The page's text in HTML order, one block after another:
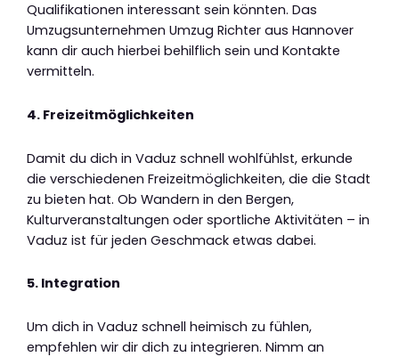
Qualifikationen interessant sein könnten. Das
Umzugsunternehmen Umzug Richter aus Hannover
kann dir auch hierbei behilflich sein und Kontakte
vermitteln.
4. Freizeitmöglichkeiten
Damit du dich in Vaduz schnell wohlfühlst, erkunde
die verschiedenen Freizeitmöglichkeiten, die die Stadt
zu bieten hat. Ob Wandern in den Bergen,
Kulturveranstaltungen oder sportliche Aktivitäten – in
Vaduz ist für jeden Geschmack etwas dabei.
5. Integration
Um dich in Vaduz schnell heimisch zu fühlen,
empfehlen wir dir dich zu integrieren. Nimm an